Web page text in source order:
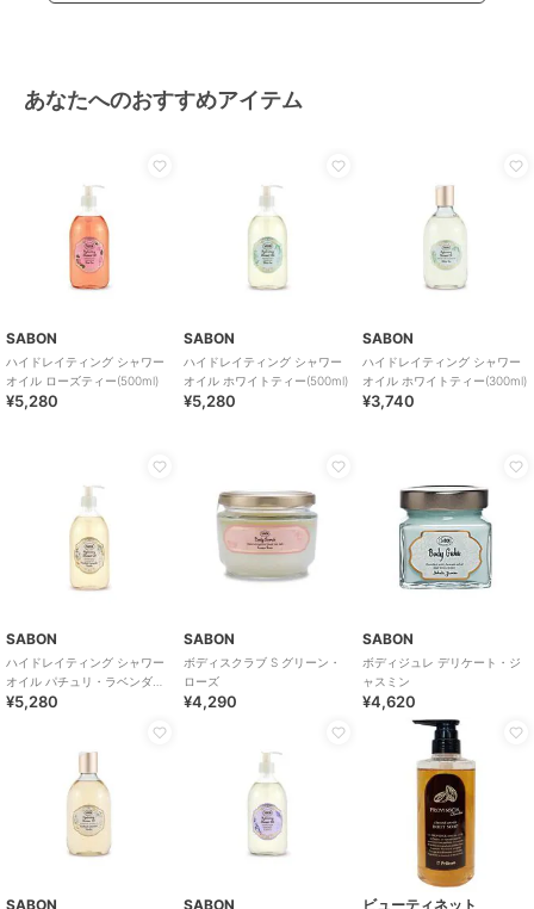
あなたへのおすすめアイテム
SABON
ハイドレイティング シャワー
オイル ローズティー(500ml)
¥5,280
SABON
ハイドレイティング シャワー
オイル ホワイトティー(500ml)
¥5,280
SABON
ハイドレイティング シャワー
オイル ホワイトティー(300ml)
¥3,740
SABON
ハイドレイティング シャワー
オイル パチュリ・ラベンダ
ー・バニラ(500ml)
¥5,280
SABON
ボディスクラブ S グリーン・
ローズ
¥4,290
SABON
ボディジュレ デリケート・ジ
ャスミン
¥4,620
SABON SABON ビューティネット